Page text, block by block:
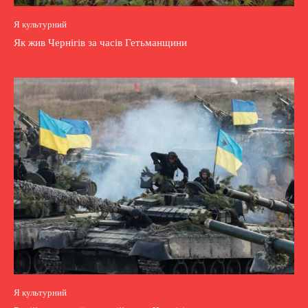
Я культурний
Як жив Чернігів за часів Гетьманщини
Я культурний